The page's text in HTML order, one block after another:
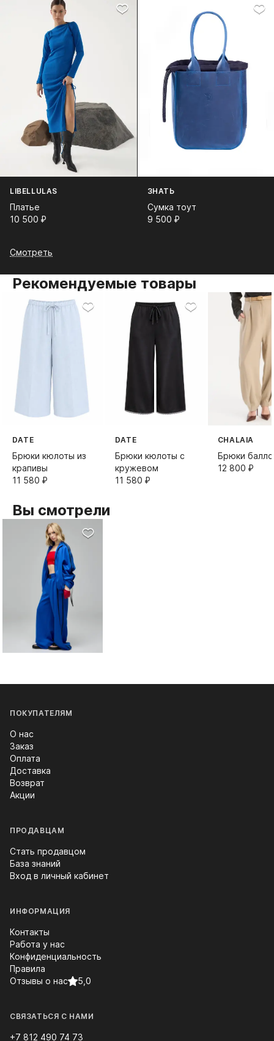
LIBELLULAS
Платье
10 500⁠ ⁠₽
ЗНАТЬ
Сумка тоут
9 500⁠ ⁠₽
Смотреть
Рекомендуемые товары
DATE
Брюки кюлоты из
крапивы
11 580⁠ ⁠₽
DATE
Брюки кюлоты с
кружевом
11 580⁠ ⁠₽
CHALAIA
Брюки
12 800⁠ ⁠₽
Вы смотрели
ПОКУПАТЕЛЯМ
О нас
Заказ
Оплата
Доставка
Возврат
Акции
ПРОДАВЦАМ
Стать продавцом
База знаний
Вход в личный кабинет
ИНФОРМАЦИЯ
Контакты
Работа у нас
Конфиденциальность
Правила
Отзывы о нас
5,0
СВЯЗАТЬСЯ С НАМИ
+7 812 490 74 73